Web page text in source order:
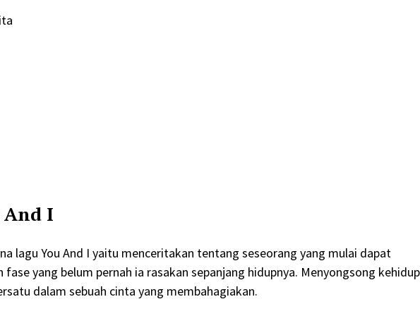
And I
lagu You And I yaitu menceritakan tentang seseorang yang mulai dapat
yang belum pernah ia rasakan sepanjang hidupnya. Menyongsong
dalam sebuah cinta yang membahagiakan.